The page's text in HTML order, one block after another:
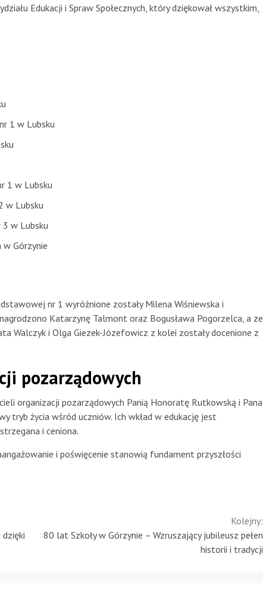
Edukacji i Spraw Społecznych, który dziękował wszystkim,
1 w Lubsku
1 w Lubsku
w Lubsku
w Lubsku
w Górzynie
nr 1 wyróżnione zostały Milena Wiśniewska i
Katarzynę Talmont oraz Bogusława Pogorzelca, a ze
Walczyk i Olga Giezek-Józefowicz z kolei zostały docenione z
pozarządowych
organizacji pozarządowych Panią Honoratę Rutkowską i Pana
tryb życia wśród uczniów. Ich wkład w edukację jest
i ceniona.
i poświęcenie stanowią fundament przyszłości
Kolejny:
80 lat Szkoły w Górzynie – Wzruszający jubileusz pełen
historii i tradycji